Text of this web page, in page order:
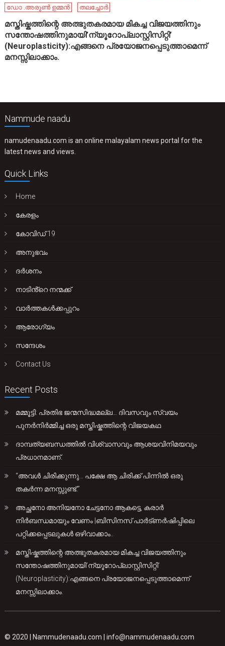
ഡോ .അരുൺ ഉമ്മൻ
തലച്ചോർ
മസ്തിഷ്കത്തിന്റെ അത്ഭുതകരമായ മികച്ച വിജയത്തിനും
സന്തോഷത്തിനുമായി’ന്യൂറോപ്ലാസ്റ്റിസിറ്റി’
(Neuroplasticity):എങ്ങനെ പ്രയോജനപ്പെടുത്താമെന്ന്
മനസ്സിലാക്കാം.
Nammude naadu
namudenaadu.com is an online malayalam news portal for the
latest news and views.
Quick Links
Home
കേരളം
കോവിഡ് 19
അനുഭവം
ദർശനം
നാടിൻ്റെ നന്മക്ക്
വാർത്തകൾക്കപ്പുറം
ആരോഗ്യം
സന്ദേശം
Contact Us
Recent Posts
മമ്മൂട്ടി: പ്രതിഭ ജന്മസിദ്ധമല്ല… ദിവസവും സ്വയം
പുനർനിർമ്മിച്ച ഒരു മസ്തിഷ്കത്തിന്റെ വിജയകഥ
ദാമ്പത്യബന്ധത്തിൽ വിശ്വാസവും ആശയവിനിമയവും
പ്രധാനമാണ്.
“അവൾ ചിരിക്കുന്നു… പക്ഷേ ആ ചിരിക്ക് പിന്നിൽ ഒരു
തകർന്ന മനസ്സുണ്ട്.”
അച്ഛനോ അനിയനോ ചേട്ടനോ ആകട്ടെ, കരാർ
നിർബന്ധമായും വേണം |ബിസിനസ് പാർട്ണർഷിപ്പിലെ
പറ്റിക്കപ്പെടലുകൾ ഒഴിവാക്കാം..
മസ്തിഷ്കത്തിന്റെ അത്ഭുതകരമായ മികച്ച വിജയത്തിനും
സന്തോഷത്തിനുമായി’ന്യൂറോപ്ലാസ്റ്റിസിറ്റി’
(Neuroplasticity):എങ്ങനെ പ്രയോജനപ്പെടുത്താമെന്ന്
മനസ്സിലാക്കാം.
© 2020 | Nammudenaadu.com |info@nammudenaadu.com